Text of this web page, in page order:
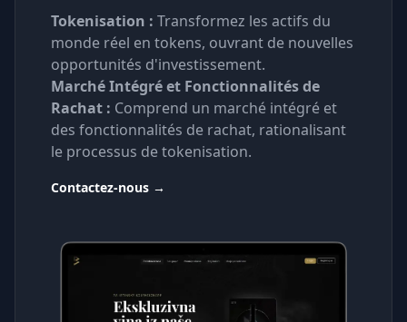
Tokenisation : Transformez les actifs du
monde réel en tokens, ouvrant de nouvelles
opportunités d'investissement.
Marché Intégré et Fonctionnalités de
Rachat : Comprend un marché intégré et
des fonctionnalités de rachat, rationalisant
le processus de tokenisation.
Contactez-nous →